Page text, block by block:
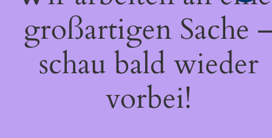
großartigen Sache
schau bald wieder
vorbei!